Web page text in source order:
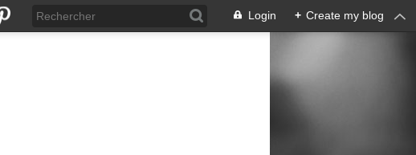
Login + Create my blog